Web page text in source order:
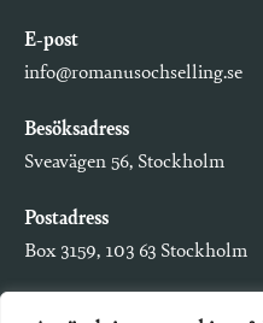
E-post
info@romanusochselling.se
Besöksadress
Sveavägen 56, Stockholm
Postadress
Box 3159, 103 63 Stockholm